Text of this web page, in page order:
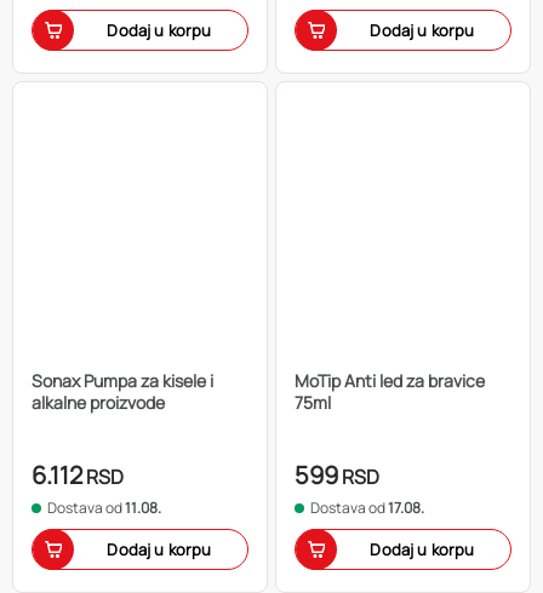
Dodaj u korpu Dodaj u korpu
Sonax Pumpa za kisele i
alkalne proizvode
6.112RSD
Dostava od11.08.
Dodaj u korpu
MoTip Anti led za bravice
75ml
599RSD
Dostava od17.08.
Dodaj u korpu